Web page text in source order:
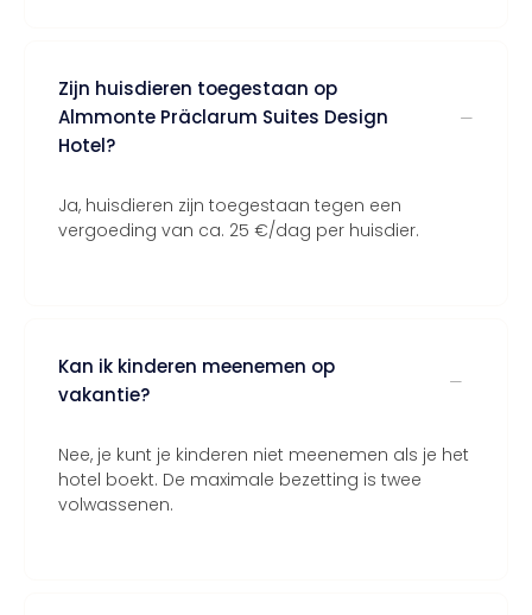
Zijn huisdieren toegestaan op
Almmonte Präclarum Suites Design
Hotel?
Ja, huisdieren zijn toegestaan tegen een
vergoeding van ca. 25 €/dag per huisdier.
Kan ik kinderen meenemen op
vakantie?
Nee, je kunt je kinderen niet meenemen als je het
hotel boekt. De maximale bezetting is twee
volwassenen.